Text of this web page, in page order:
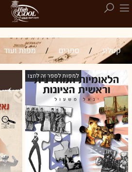
קטלוג / ספרים / מפות ועוד
למפות לספר זה לחצו